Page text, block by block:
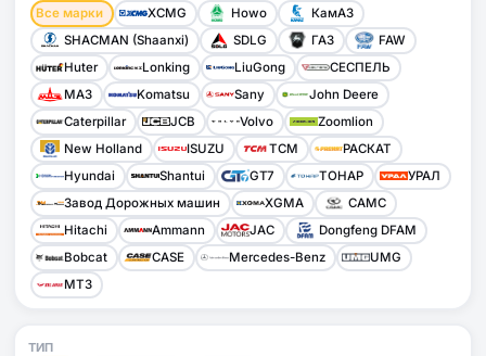
Все марки XCMG Howo
КамАЗ
SHACMAN (Shaanxi)
SDLG ГАЗ
FAW
Huter
Lonking LiuGong
СЕСПЕЛЬ
МАЗ
Komatsu Sany
John Deere
Caterpillar
JCB Volvo
Zoomlion
New Holland
ISUZU TCM
РАСКАТ
Hyundai
Shantui GT7 ТОНАР
УРАЛ
Завод Дорожных машин
XGMA
CAMC
Hitachi
Ammann JAC
Dongfeng DFAM
Bobcat
CASE Mercedes-Benz
UMG
МТЗ
ТИП